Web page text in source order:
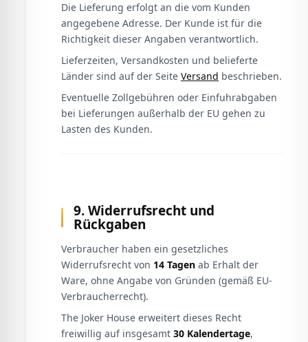
Die Lieferung erfolgt an die vom Kunden
angegebene Adresse. Der Kunde ist für die
Richtigkeit dieser Angaben verantwortlich.
Lieferzeiten, Versandkosten und belieferte
Länder sind auf der Seite Versand beschrieben.
Eventuelle Zollgebühren oder Einfuhrabgaben
bei Lieferungen außerhalb der EU gehen zu
Lasten des Kunden.
9. Widerrufsrecht und
Rückgaben
Verbraucher haben ein gesetzliches
Widerrufsrecht von 14 Tagen ab Erhalt der
Ware, ohne Angabe von Gründen (gemäß EU-
Verbraucherrecht).
The Joker House erweitert dieses Recht
freiwillig auf insgesamt 30 Kalendertage,